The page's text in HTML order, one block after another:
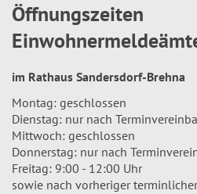
Öffnungszeiten
im Rathaus Sandersdorf-Brehna
Montag: geschlossen
Dienstag: nur nach
Mittwoch: geschlossen
Donnerstag: nur nach
Freitag: 9:00 - 12:00 Uhr
sowie nach vorheriger